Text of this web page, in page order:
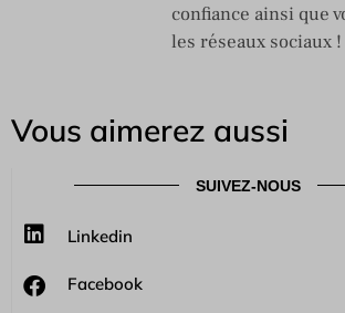
confiance ainsi que
les réseaux sociaux !
Vous aimerez aussi
SUIVEZ-NOUS
Linkedin
Facebook